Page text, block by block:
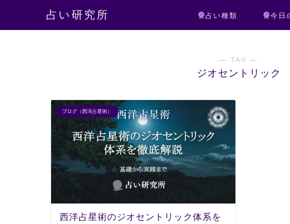
占い研究所 占い種類 今日
― TAG ―
ジオセントリック
ブログ（西洋占星術）
西洋占星術のジオセントリック体系を